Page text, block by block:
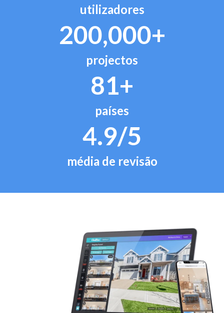
utilizadores
200,000+
projectos
81+
países
4.9/5
média de revisão